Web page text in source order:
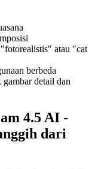
atau "cat
berbeda
detail dan
4.5 AI -
dari